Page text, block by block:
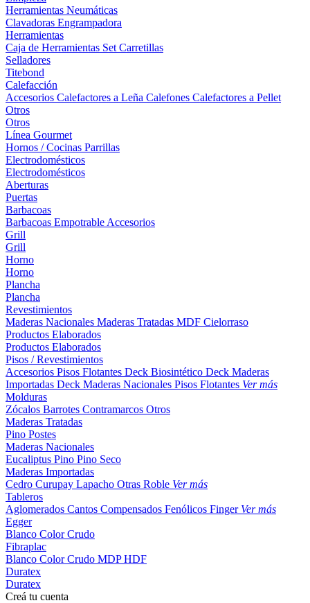
Herramientas Neumáticas
Clavadoras Engrampadora
Herramientas
Caja de Herramientas Set Carretillas
Selladores
Titebond
Calefacción
Accesorios Calefactores a Leña Calefones Calefactores a Pellet
Otros
Otros
Línea Gourmet
Hornos / Cocinas Parrillas
Electrodomésticos
Electrodomésticos
Aberturas
Puertas
Barbacoas
Barbacoas Empotrable Accesorios
Grill
Grill
Horno
Horno
Plancha
Plancha
Revestimientos
Maderas Nacionales Maderas Tratadas MDF Cielorraso
Productos Elaborados
Productos Elaborados
Pisos / Revestimientos
Accesorios Pisos Flotantes Deck Biosintético Deck Maderas
Importadas Deck Maderas Nacionales Pisos Flotantes Ver más
Molduras
Zócalos Barrotes Contramarcos Otros
Maderas Tratadas
Pino Postes
Maderas Nacionales
Eucaliptus Pino Pino Seco
Maderas Importadas
Cedro Curupay Lapacho Otras Roble Ver más
Tableros
Aglomerados Cantos Compensados Fenólicos Finger Ver más
Egger
Blanco ColorCrudo
Fibraplac
Blanco ColorCrudo MDPHDF
Duratex
Duratex
Creá tu cuenta